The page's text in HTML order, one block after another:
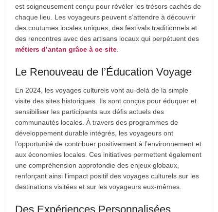
est soigneusement conçu pour révéler les trésors cachés de
chaque lieu. Les voyageurs peuvent s’attendre à découvrir
des coutumes locales uniques, des festivals traditionnels et
des rencontres avec des artisans locaux qui perpétuent des
métiers d’antan grâce à ce site
Le Renouveau de l’Éducation Voyage
En 2024, les voyages culturels vont au-delà de la simple
visite des sites historiques. Ils sont conçus pour éduquer et
sensibiliser les participants aux défis actuels des
communautés locales. À travers des programmes de
développement durable intégrés, les voyageurs ont
l’opportunité de contribuer positivement à l’environnement et
aux économies locales. Ces initiatives permettent également
une compréhension approfondie des enjeux globaux,
renforçant ainsi l’impact positif des voyages culturels sur les
destinations visitées et sur les voyageurs eux-mêmes.
Des Expériences Personnalisées